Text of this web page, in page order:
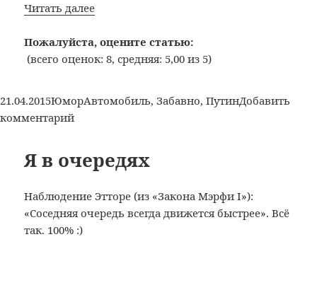
Читать далееОн
«Поехали!»
и
:)
Пожалуйста, оцените статью:
(всего оценок: 8, средняя: 5,00 из 5)
Опубликовано
21.04.2015Рубрики
ЮморМетки
Автомобиль, Забавно, ПутинДобавить
комментарийк
сказал:
и
махнул
рукой
Я в очередях
Наблюдение Этторе (из «Закона Мэрфи I»):
«Соседняя очередь всегда движется быстрее». Всё
так. 100% :)